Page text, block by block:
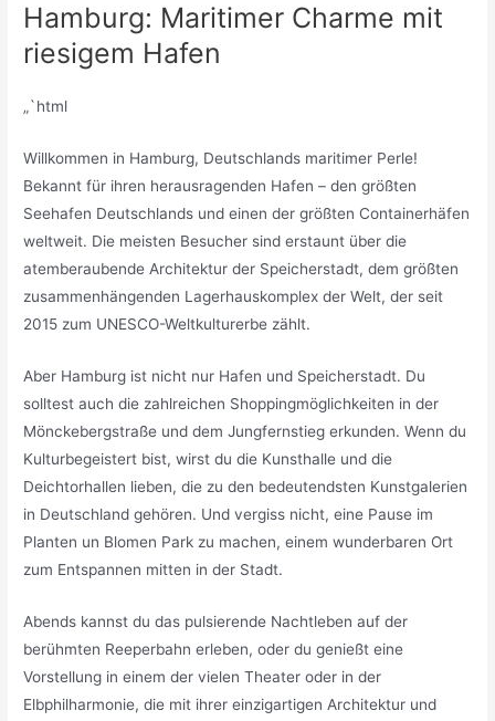
Hamburg: Maritimer Charme mit
riesigem Hafen
„`html
Willkommen in Hamburg, Deutschlands maritimer Perle!
Bekannt für ihren herausragenden Hafen – den größten
Seehafen Deutschlands und einen der größten Containerhäfen
weltweit. Die meisten Besucher sind erstaunt über die
atemberaubende Architektur der Speicherstadt, dem größten
zusammenhängenden Lagerhauskomplex der Welt, der seit
2015 zum UNESCO-Weltkulturerbe zählt.
Aber Hamburg ist nicht nur Hafen und Speicherstadt. Du
solltest auch die zahlreichen Shoppingmöglichkeiten in der
Mönckebergstraße und dem Jungfernstieg erkunden. Wenn du
Kulturbegeistert bist, wirst du die Kunsthalle und die
Deichtorhallen lieben, die zu den bedeutendsten Kunstgalerien
in Deutschland gehören. Und vergiss nicht, eine Pause im
Planten un Blomen Park zu machen, einem wunderbaren Ort
zum Entspannen mitten in der Stadt.
Abends kannst du das pulsierende Nachtleben auf der
berühmten Reeperbahn erleben, oder du genießt eine
Vorstellung in einem der vielen Theater oder in der
Elbphilharmonie, die mit ihrer einzigartigen Architektur und